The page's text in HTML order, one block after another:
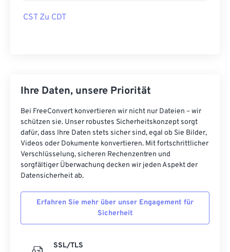
CST Zu CDT
Ihre Daten, unsere Priorität
Bei FreeConvert konvertieren wir nicht nur Dateien – wir
schützen sie. Unser robustes Sicherheitskonzept sorgt
dafür, dass Ihre Daten stets sicher sind, egal ob Sie Bilder,
Videos oder Dokumente konvertieren. Mit fortschrittlicher
Verschlüsselung, sicheren Rechenzentren und
sorgfältiger Überwachung decken wir jeden Aspekt der
Datensicherheit ab.
Erfahren Sie mehr über unser Engagement für
Sicherheit
SSL/TLS